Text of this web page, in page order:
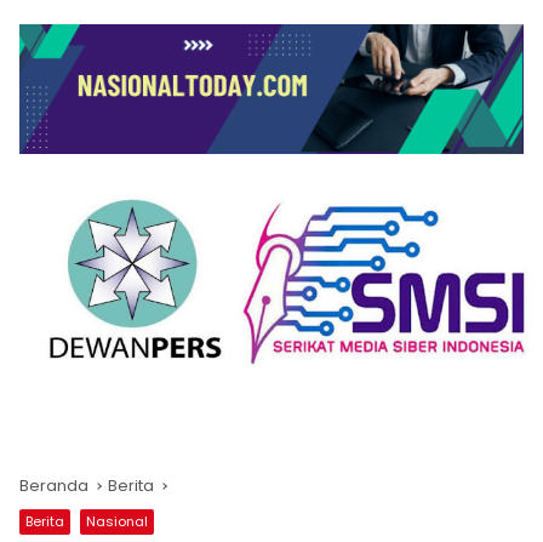
Beranda Berita
Berita Nasional